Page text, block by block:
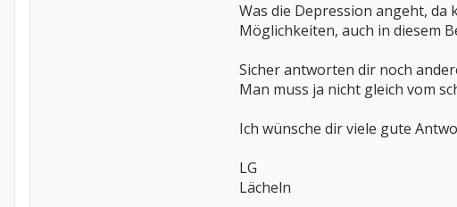
Was die Depression angeht, da
Möglichkeiten, auch in diesem
Sicher antworten dir noch
Man muss ja nicht gleich vom
Ich wünsche dir viele gute
LG
Lächeln